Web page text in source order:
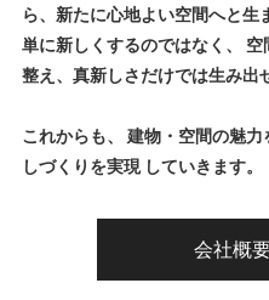
ら、新たに心地よい空間へと生
単に新しくするのではなく、
整え、真新しさだけでは生み出
これからも、 建物・空間の魅
しづくりを実現 していきます。
会社概